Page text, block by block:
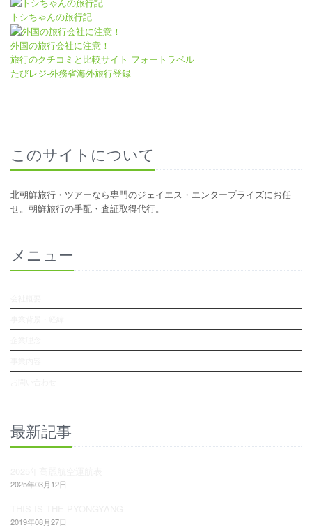
トシちゃんの旅行記
外国の旅行会社に注意！
旅行のクチコミと比較サイト フォートラベル
たびレジ-外務省海外旅行登録
このサイトについて
北朝鮮旅行・ツアーなら専門のジェイエス・エンタープライズにお任
せ。朝鮮旅行の手配・査証取得代行。
メニュー
最新記事
2025年03月12日
2019年08月27日